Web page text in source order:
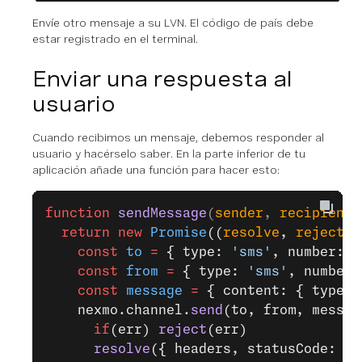
Envíe otro mensaje a su LVN. El código de país debe
estar registrado en el terminal.
Enviar una respuesta al
usuario
Cuando recibimos un mensaje, debemos responder al
usuario y hacérselo saber. En la parte inferior de tu
aplicación añade una función para hacer esto:
function sendMessage ( sender , recipient
  return
new Promise (( resolve , reject
    const
to = { type: 'sms' , number:
    const
from = { type: 'sms' ,
    const
message = { content: { type:
    nexmo.channel.
send (to, from,
      if
(err) reject (err)
      resolve
({ headers, statusCode: